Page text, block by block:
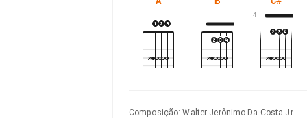
4
Composição:Walter Jerônimo Da Costa Jr